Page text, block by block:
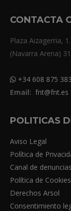
CONTACTA
Plaza Aizagerria,
(Navarra Arena)
+34 608 875 383
Email: fnt@fnt.es
POLITICAS
Aviso Legal
Política de
Canal de denuncias
Política de Cookies
Derechos Arsol
Consentimiento